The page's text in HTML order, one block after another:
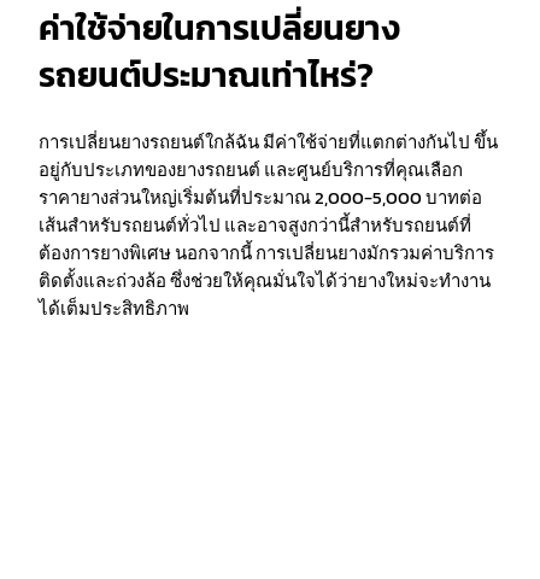
ค่าใช้จ่ายในการเปลี่ยนยาง
รถยนต์ประมาณเท่าไหร่?
การเปลี่ยนยางรถยนต์ใกล้ฉัน มีค่าใช้จ่ายที่แตกต่างกันไป ขึ้น
อยู่กับประเภทของยางรถยนต์ และศูนย์บริการที่คุณเลือก
ราคายางส่วนใหญ่เริ่มต้นที่ประมาณ 2,000-5,000 บาทต่อ
เส้นสำหรับรถยนต์ทั่วไป และอาจสูงกว่านี้สำหรับรถยนต์ที่
ต้องการยางพิเศษ นอกจากนี้ การเปลี่ยนยางมักรวมค่าบริการ
ติดตั้งและถ่วงล้อ ซึ่งช่วยให้คุณมั่นใจได้ว่ายางใหม่จะทำงาน
ได้เต็มประสิทธิภาพ